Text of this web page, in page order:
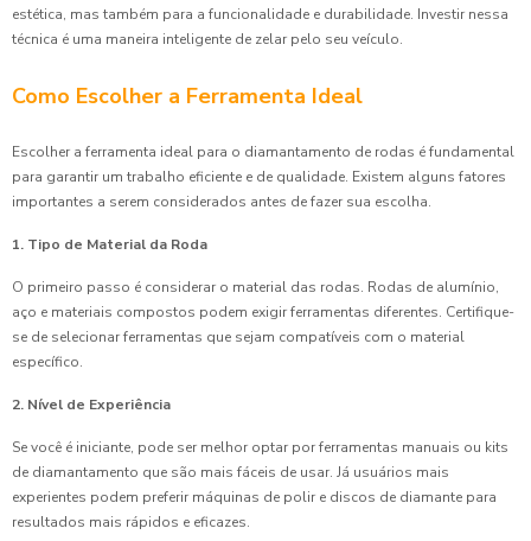
estética, mas também para a funcionalidade e durabilidade. Investir nessa
técnica é uma maneira inteligente de zelar pelo seu veículo.
Como Escolher a Ferramenta Ideal
Escolher a ferramenta ideal para o diamantamento de rodas é fundamental
para garantir um trabalho eficiente e de qualidade. Existem alguns fatores
importantes a serem considerados antes de fazer sua escolha.
1. Tipo de Material da Roda
O primeiro passo é considerar o material das rodas. Rodas de alumínio,
aço e materiais compostos podem exigir ferramentas diferentes. Certifique-
se de selecionar ferramentas que sejam compatíveis com o material
específico.
2. Nível de Experiência
Se você é iniciante, pode ser melhor optar por ferramentas manuais ou kits
de diamantamento que são mais fáceis de usar. Já usuários mais
experientes podem preferir máquinas de polir e discos de diamante para
resultados mais rápidos e eficazes.